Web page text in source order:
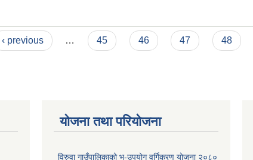
‹ previous … 45 46 47 48
योजना तथा परियोजना
विरुवा गाउँपालिकाको भू-उपयोग वर्गिकरण योजना २०८०